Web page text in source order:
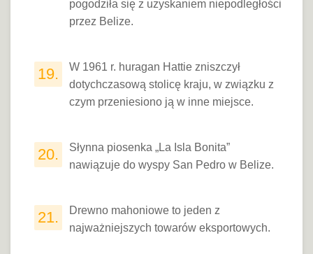
pogodziła się z uzyskaniem niepodległości
przez Belize.
19.
W 1961 r. huragan Hattie zniszczył
dotychczasową stolicę kraju, w związku z
czym przeniesiono ją w inne miejsce.
20.
Słynna piosenka „La Isla Bonita”
nawiązuje do wyspy San Pedro w Belize.
21.
Drewno mahoniowe to jeden z
najważniejszych towarów eksportowych.